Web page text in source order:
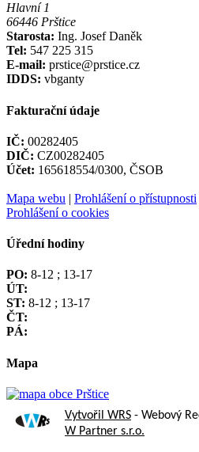
Hlavní 1
66446 Prštice
Starosta: Ing. Josef Daněk
Tel: 547 225 315
E-mail: prstice@prstice.cz
IDDS: vbganty
Fakturační údaje
IČ: 00282405
DIČ: CZ00282405
Účet: 165618554/0300, ČSOB
Mapa webu | Prohlášení o přístupnosti
Prohlášení o cookies
Úřední hodiny
PO: 8-12 ; 13-17
ÚT:
ST: 8-12 ; 13-17
ČT:
PÁ:
Mapa
Vytvořil WRS - Webový
W Partner s.r.o.